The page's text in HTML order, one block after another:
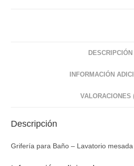
DESCRIPCIÓN
INFORMACIÓN
VALORACIONES
Descripción
Grifería para Baño – Lavatorio